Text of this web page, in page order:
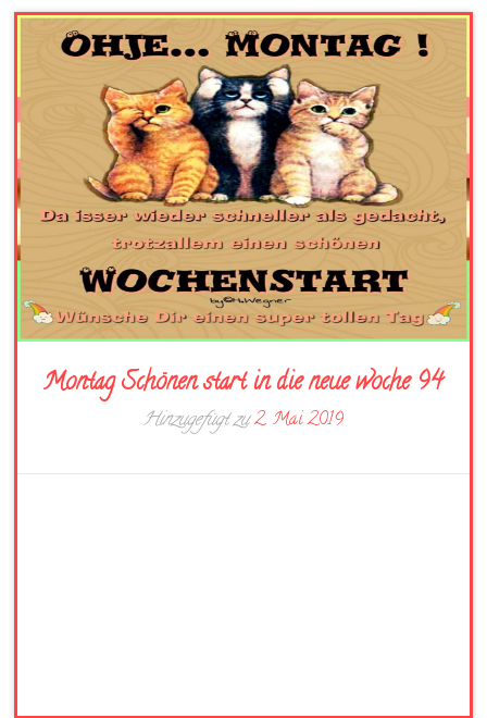
Montag Schönen start in die neue woche 94
Hinzugefügt zu2. Mai 2019